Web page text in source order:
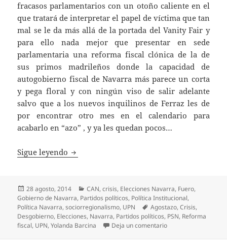
fracasos parlamentarios con un otoño caliente en el
que tratará de interpretar el papel de víctima que tan
mal se le da más allá de la portada del Vanity Fair y
para ello nada mejor que presentar en sede
parlamentaria una reforma fiscal clónica de la de
sus primos madrileños donde la capacidad de
autogobierno fiscal de Navarra más parece un corta
y pega floral y con ningún viso de salir adelante
salvo que a los nuevos inquilinos de Ferraz les de
por encontrar otro mes en el calendario para
acabarlo en “azo” , y ya les quedan pocos…
Sigue leyendo Paradojas navarras
Publicado
el
28 agosto, 2014 Categorías
CAN,crisis, Elecciones Navarra, Fuero,
Gobierno de Navarra, Partidos políticos, Política Institucional,
Política Navarra,sociorregionalismo, UPN Etiquetas
Agostazo,Crisis,
Desgobierno, Elecciones, Navarra, Partidos políticos, PSN, Reforma
fiscal, UPN,Yolanda Barcina Deja un comentarioen Paradojas